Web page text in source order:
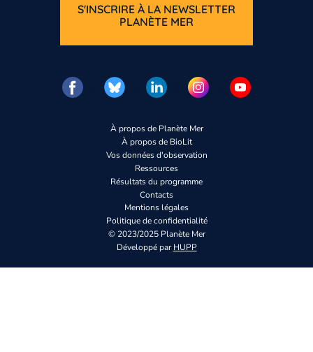
À propos de Planète Mer
À propos de BioLit
Vos données d'observation
Ressources
Résultats du programme
Contacts
Mentions légales
Politique de confidentialité
© 2023/2025 Planète Mer
Développé parHUPP
S'INSCRIRE À LA NEWSLETTER
PLANÈTE MER